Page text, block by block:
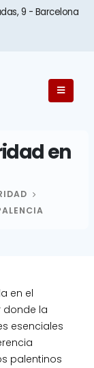
9 - Barcelona​
en
en el
donde la
esenciales
palentinos